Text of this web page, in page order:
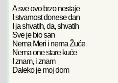
A sve ovo brzo nestaje
I stvarnost donese dan
I ja shvatih, da, shvatih
Sve je bio san
Nema Meri i nema Žuće
Nema one stare kuće
I znam, i znam
Daleko je moj dom